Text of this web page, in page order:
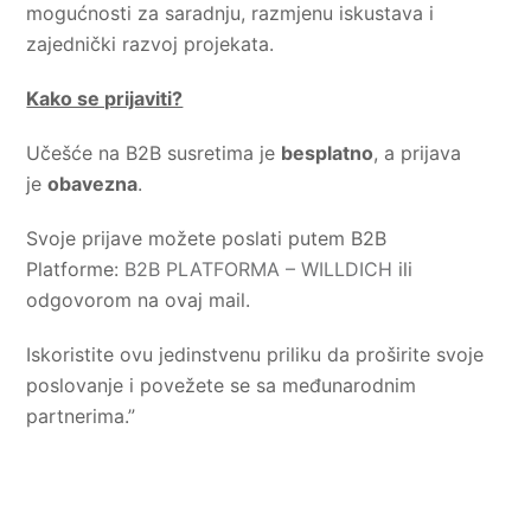
mogućnosti za saradnju, razmjenu iskustava i
zajednički razvoj projekata.
Kako se prijaviti?
Učešće na B2B susretima je besplatno, a prijava
jeobavezna.
Svoje prijave možete poslati putem B2B
Platforme: B2B PLATFORMA – WILLDICH ili
odgovorom na ovaj mail.
Iskoristite ovu jedinstvenu priliku da proširite svoje
poslovanje i povežete se sa međunarodnim
partnerima.”